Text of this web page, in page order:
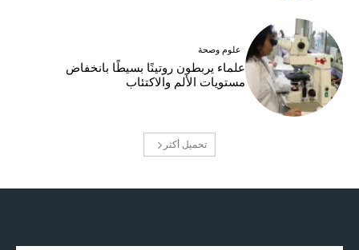
علوم وصحة
علماء يربطون روتينًا بسيطًا بانخفاض
مستويات الألم والاكتئاب
تحميل أكثر